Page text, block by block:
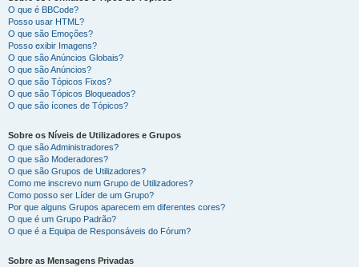
O que é BBCode?
Posso usar HTML?
O que são Emoções?
Posso exibir Imagens?
O que são Anúncios Globais?
O que são Anúncios?
O que são Tópicos Fixos?
O que são Tópicos Bloqueados?
O que são ícones de Tópicos?
Sobre os Níveis de Utilizadores e Grupos
O que são Administradores?
O que são Moderadores?
O que são Grupos de Utilizadores?
Como me inscrevo num Grupo de Utilizadores?
Como posso ser Líder de um Grupo?
Por que alguns Grupos aparecem em diferentes cores?
O que é um Grupo Padrão?
O que é a Equipa de Responsáveis do Fórum?
Sobre as Mensagens Privadas